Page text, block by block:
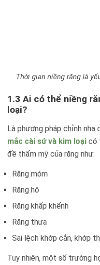
Thời gian niềng răng là
1.3 Ai có thể niềng
loại?
Là phương pháp chỉnh nha
mắc cài sứ và kim loại có
đề thẩm mỹ của răng như:
Răng móm
Răng hô
Răng khấp khểnh
Răng thưa
Sai lệch khớp cắn, khớp
Tuy nhiên, một số trường